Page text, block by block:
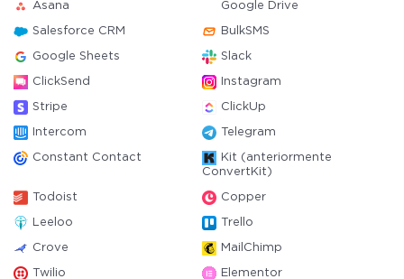
Asana Google Drive
Salesforce CRM BulkSMS
Google Sheets Slack
ClickSend Instagram
Stripe ClickUp
Intercom Telegram
Constant Contact
Kit (anteriormente
ConvertKit)
Todoist Copper
Leeloo Trello
Crove MailChimp
Twilio Elementor